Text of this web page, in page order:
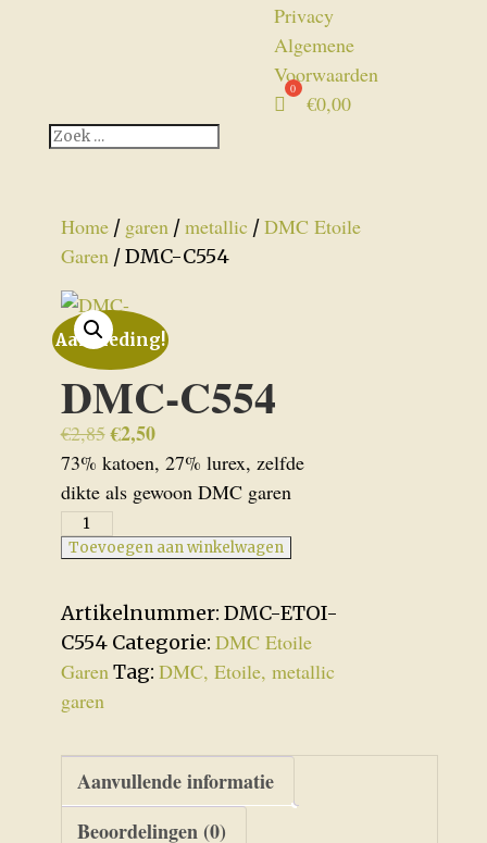
Privacy
Algemene
Voorwaarden
€0,00
Home/ garen/metallic/DMC Etoile
Garen/ DMC-C554
Aanbieding!
DMC-C554
€2,85Oorspronkelijke
prijs
was:
€2,85.
€2,50Huidige
prijs
is:
73% katoen, 27% lurex, zelfde
dikte als gewoon DMC garen
DMC-
C554
Toevoegen aan winkelwagen
Artikelnummer: DMC-ETOI-
C554 Categorie: DMC Etoile
GarenTag: DMC, Etoile, metallic
garen
Aanvullende informatie
Beoordelingen (0)